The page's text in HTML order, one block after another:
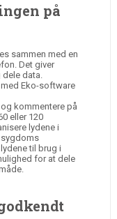
på
sammen med en
Det giver
data.
Eko-software
kommentere på
eller 120
lydene i
til brug i
for at dele